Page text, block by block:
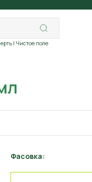
| Чистое поле
Фасовка: